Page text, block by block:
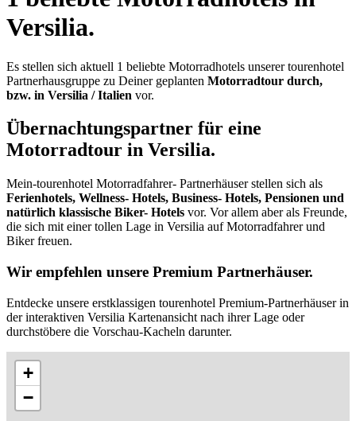
Versilia.
Es stellen sich aktuell 1 beliebte Motorradhotels unserer tourenhotel
Partnerhausgruppe zu Deiner geplanten Motorradtour durch,
bzw. in Versilia / Italien vor.
Übernachtungspartner für eine
Motorradtour in Versilia.
Mein-tourenhotel Motorradfahrer- Partnerhäuser stellen sich als
Ferienhotels, Wellness- Hotels, Business- Hotels, Pensionen und
natürlich klassische Biker- Hotels vor. Vor allem aber als Freunde,
die sich mit einer tollen Lage in Versilia auf Motorradfahrer und
Biker freuen.
Wir empfehlen unsere Premium Partnerhäuser.
Entdecke unsere erstklassigen tourenhotel Premium-Partnerhäuser in
der interaktiven Versilia Kartenansicht nach ihrer Lage oder
durchstöbere die Vorschau-Kacheln darunter.
+
−